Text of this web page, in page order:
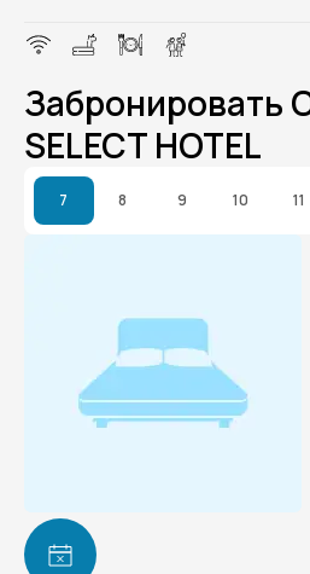
Забронировать
SELECT HOTEL
7 8 9 10 11